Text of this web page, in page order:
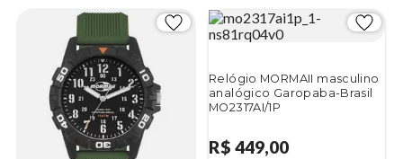
Relógio MORMAII masculino
analógico Garopaba-Brasil
MO2317AI/1P
R$ 449,00